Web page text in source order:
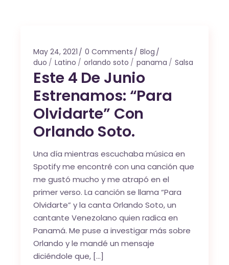
May 24, 2021 0 Comments
Blog
duo
Latino orlando soto panama Salsa
Este 4 De Junio
Estrenamos: “Para
Olvidarte” Con
Orlando Soto.
Una día mientras escuchaba música en
Spotify me encontré con una canción que
me gustó mucho y me atrapó en el
primer verso. La canción se llama “Para
Olvidarte” y la canta Orlando Soto, un
cantante Venezolano quien radica en
Panamá. Me puse a investigar más sobre
Orlando y le mandé un mensaje
diciéndole que, […]